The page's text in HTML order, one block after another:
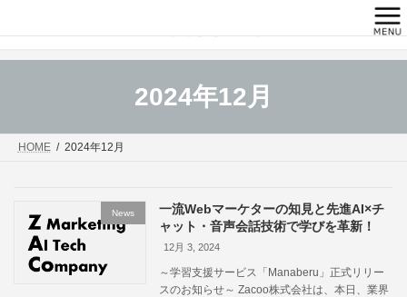
テ
ッ
ゲ
移
2024年12月
HOME 2024年12月
News
一流Webマーケターの知見と先進AI×チ
ャット・音声会話技術で学びを革新！
12月 3, 2024
～学習支援サービス「Manaberu」正式リリー
スのお知らせ～ Zacoo株式会社は、本日、業界